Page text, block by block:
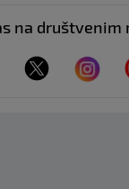
na društvenim